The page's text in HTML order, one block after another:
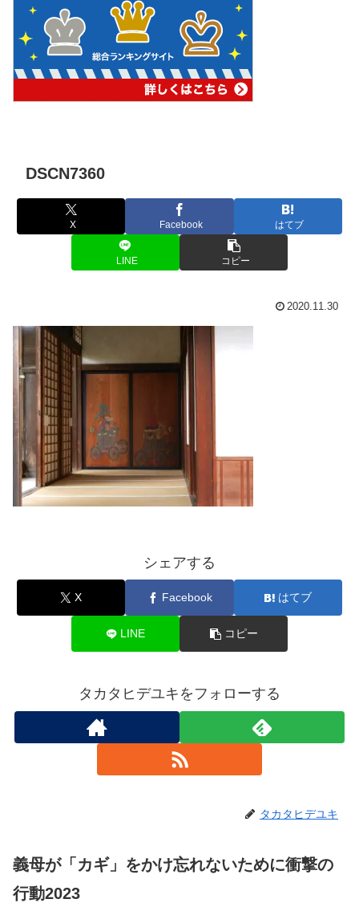
DSCN7360
X Facebook はてブ
LINE コピー
2020.11.30
シェアする
X Facebook はてブ
LINE コピー
タカタヒデユキをフォローする
タカタヒデユキ
義母が「カギ」をかけ忘れないために衝撃の
行動2023